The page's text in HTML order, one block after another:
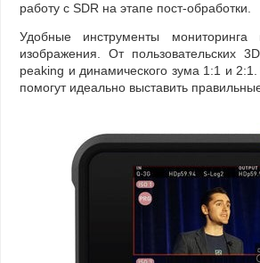
работу с SDR на этапе пост-обработки
Удобные инструменты
изображения. От пользовательских
peaking и динамического зума 1:1 и
помогут идеально выставить